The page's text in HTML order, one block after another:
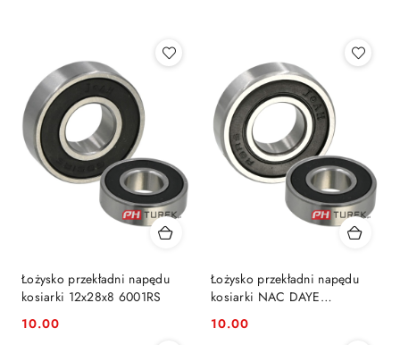
Łożysko przekładni napędu
kosiarki 12x28x8 6001RS
Cena:
10.00
Łożysko przekładni napędu
kosiarki NAC DAYE
12,7x28,58x7,9
Cena:
10.00